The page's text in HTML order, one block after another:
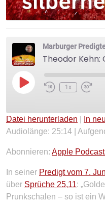
Marburger
Play
Episode
1x
Apple Podcasts
RSS FEED
TEILEN
LINK
EMBED
Datei herunterladen In
Audiolänge: 25:14
Abonnieren: Apple
In seiner Predigt vom 7.
über Sprüche 25,11:
Prunkschalen – so ist ein